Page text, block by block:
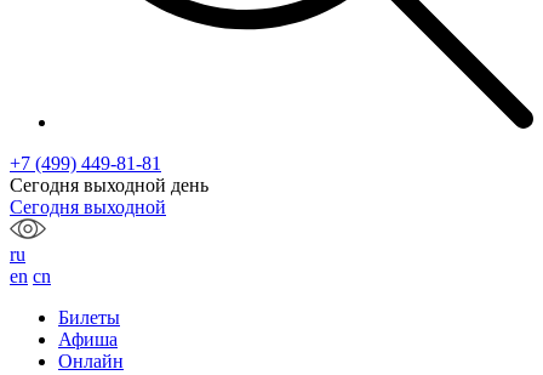
+7 (499) 449-81-81
Сегодня выходной день
Сегодня выходной
ru
en cn
Билеты
Афиша
Онлайн